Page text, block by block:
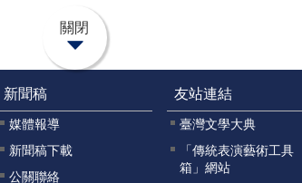
關閉
新聞稿
媒體報導
新聞稿下載
公關聯絡
友站連結
臺灣文學大典
「傳統表演藝術工具
箱」網站